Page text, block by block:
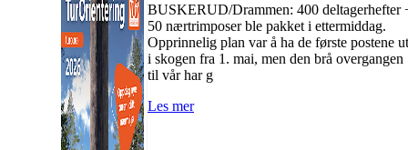
BUSKERUD/Drammen: 400 deltagerhefter
50 nærtrimposer ble pakket i ettermiddag.
Opprinnelig plan var å ha de første postene
i skogen fra 1. mai, men den brå overgangen
til vår har g
Les mer